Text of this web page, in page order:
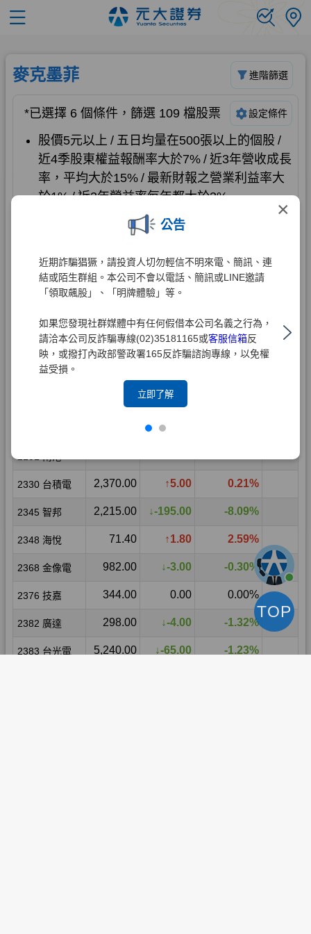
×
公告
近期詐騙猖獗，請投資人切勿輕信不明來電、簡訊、連
結或陌生群組。本公司不會以電話、簡訊或LINE邀請
「領取飆股」、「明牌體驗」等。
如果您發現社群媒體中有任何假借本公司名義之行為，
請洽本公司反詐騙專線(02)35181165或客服信箱反
映，或撥打內政部警政署165反詐騙諮詢專線，以免權
益受損。
立即了解
TOP